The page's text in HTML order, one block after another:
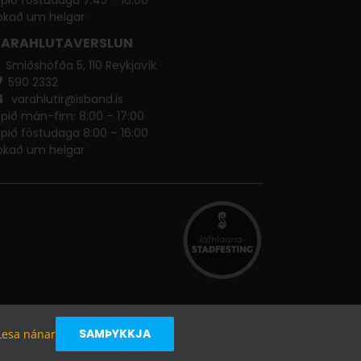
um helgar
Smiðshöfða 5, 110 Reykjavík
590 ​2332
varahlutir@isband.is
mán-fim: 8:00 – 17:00
föstudaga 8:00 – 16:00
um helgar
nánar SAMÞYKKJA